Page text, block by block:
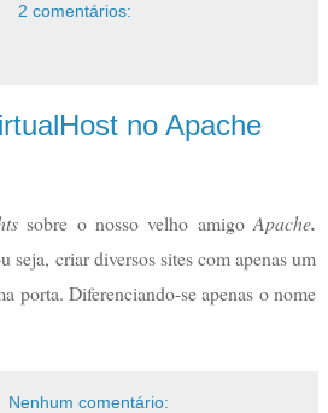
2 comentários:
no Apache
sobre o nosso velho amigo Apache.
seja, criar diversos sites com apenas um
porta. Diferenciando-se apenas o nome
Nenhum comentário: